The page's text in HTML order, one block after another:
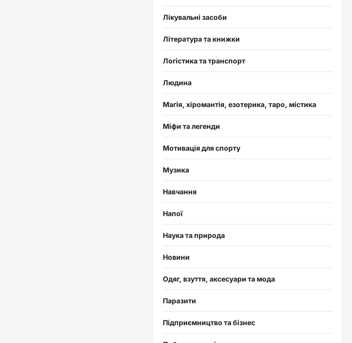
Лікувальні засоби
Література та книжки
Логістика та транспорт
Людина
Магія, хіромантія, езотерика, таро, містика
Міфи та легенди
Мотивація для спорту
Музика
Навчання
Напої
Наука та природа
Новини
Одяг, взуття, аксесуари та мода
Паразити
Підприємництво та бізнес